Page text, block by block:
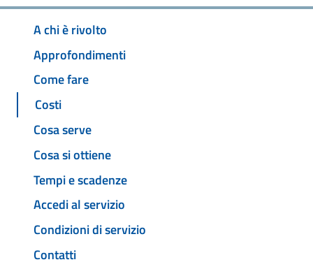
A chi è rivolto
Approfondimenti
Come fare
Costi
Cosa serve
Cosa si ottiene
Tempi e scadenze
Accedi al servizio
Condizioni di servizio
Contatti